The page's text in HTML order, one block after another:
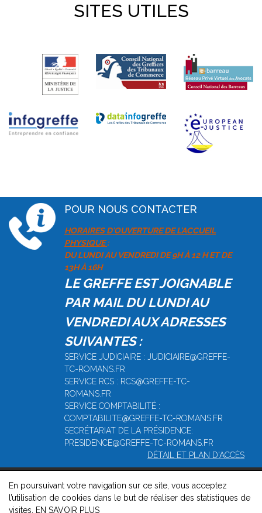
SITES UTILES
POUR NOUS CONTACTER
HORAIRES D'OUVERTURE DE L'ACCUEIL
PHYSIQUE:
DU LUNDI AU VENDREDI DE 9H À 12 H ET DE
13H À 16H
LE GREFFE EST JOIGNABLE
PAR MAIL DU LUNDI AU
VENDREDI AUX ADRESSES
SUIVANTES :
SERVICE JUDICIAIRE : JUDICIAIRE@GREFFE-
TC-ROMANS.FR
SERVICE RCS : RCS@GREFFE-TC-
ROMANS.FR
SERVICE COMPTABILITÉ :
COMPTABILITE@GREFFE-TC-ROMANS.FR
SECRÉTARIAT DE LA PRÉSIDENCE:
PRESIDENCE@GREFFE-TC-ROMANS.FR
DÉTAIL ET PLAN D'ACCÈS
© 2026, Greffe du Tribunal de Commerce de Romans -
Mentions légales-Contact -Gestion des cookies-Politique de
En poursuivant votre navigation sur ce site, vous acceptez
l’utilisation de cookies dans le but de réaliser des statistiques de
visites.
EN SAVOIR PLUS